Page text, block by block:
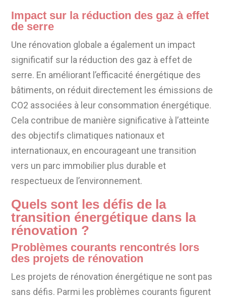
Impact sur la réduction des gaz à effet
de serre
Une rénovation globale a également un impact
significatif sur la réduction des gaz à effet de
serre. En améliorant l’efficacité énergétique des
bâtiments, on réduit directement les émissions de
CO2 associées à leur consommation énergétique.
Cela contribue de manière significative à l’atteinte
des objectifs climatiques nationaux et
internationaux, en encourageant une transition
vers un parc immobilier plus durable et
respectueux de l’environnement.
Quels sont les défis de la
transition énergétique dans la
rénovation ?
Problèmes courants rencontrés lors
des projets de rénovation
Les projets de rénovation énergétique ne sont pas
sans défis. Parmi les problèmes courants figurent